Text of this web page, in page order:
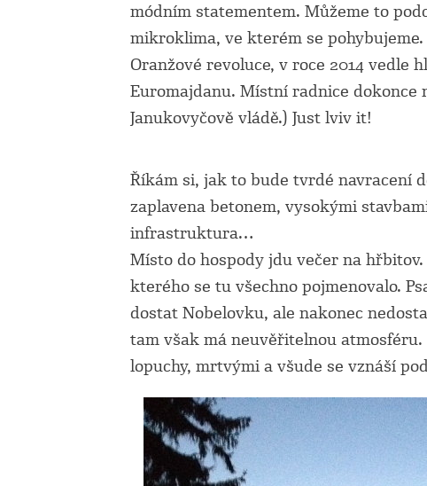
módním statementem. Můžeme to
mikroklima, ve kterém se
Oranžové revoluce, v roce 2014 vedle
Euromajdanu. Místní radnice
Janukovyčově vládě.) Just lviv it!
Říkám si, jak to bude tvrdé navracení
zaplavena betonem, vysokými
infrastruktura…
Místo do hospody jdu večer na
kterého se tu všechno pojmenovalo.
dostat Nobelovku, ale nakonec
tam však má neuvěřitelnou
lopuchy, mrtvými a všude se vznáší